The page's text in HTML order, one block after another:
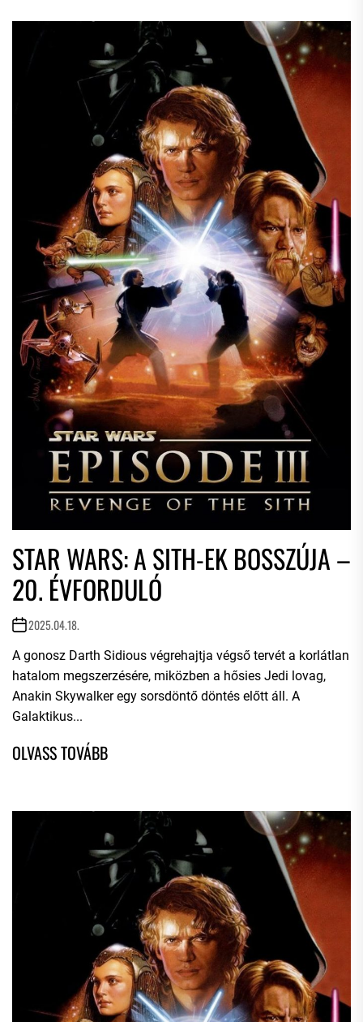
STAR WARS: A SITH-EK BOSSZÚJA –
20. ÉVFORDULÓ
2025.04.18.
A gonosz Darth Sidious végrehajtja végső tervét a korlátlan
hatalom megszerzésére, miközben a hősies Jedi lovag,
Anakin Skywalker egy sorsdöntő döntés előtt áll. A
Galaktikus...